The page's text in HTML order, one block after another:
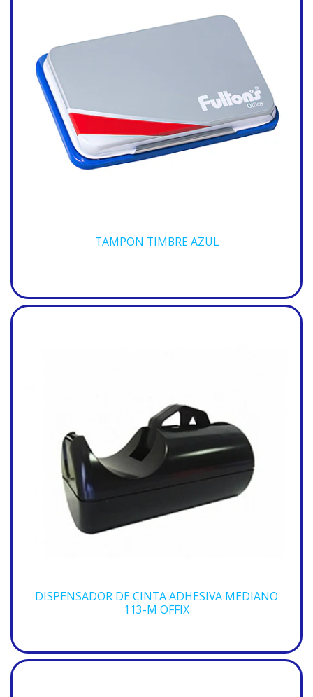
TAMPON TIMBRE AZUL
DISPENSADOR DE CINTA ADHESIVA MEDIANO
113-M OFFIX